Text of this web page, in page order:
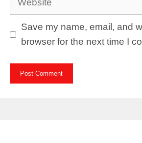
Save my name, email, and
browser for the next time I